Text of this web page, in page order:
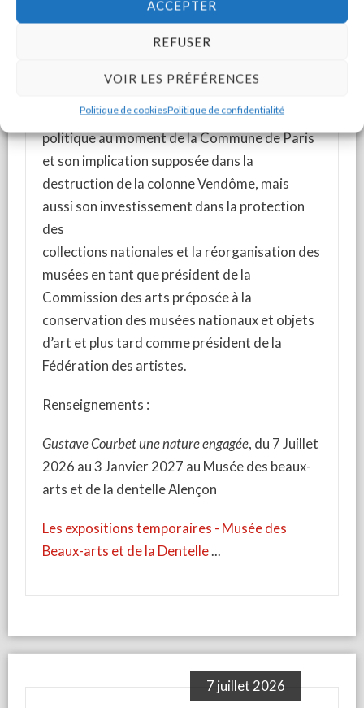
ACCEPTER
REFUSER
VOIR LES PRÉFÉRENCES
Politique de cookiesPolitique de confidentialité
massifs forestiers d'Écouves, de Perseigne et
de Bellême. Ces rapprochements proposent
au visiteur un éclairage renouvelé sur la
L’exposition se referme sur son engagement
politique au moment de la Commune de Paris
et son implication supposée dans la
destruction de la colonne Vendôme, mais
aussi son investissement dans la protection
des
collections nationales et la réorganisation des
musées en tant que président de la
Commission des arts préposée à la
conservation des musées nationaux et objets
d’art et plus tard comme président de la
Fédération des artistes.
Renseignements :
Gustave Courbet une nature engagée, du 7 Juillet
2026 au 3 Janvier 2027 au Musée des beaux-
arts et de la dentelle Alençon
Les expositions temporaires - Musée des
Beaux-arts et de la Dentelle
7 juillet 2026